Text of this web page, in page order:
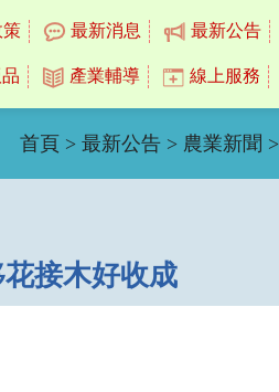
策 最新消息 最新公告
產業輔導 線上服務
首頁 > 最新公告> 農業新聞
接木好收成